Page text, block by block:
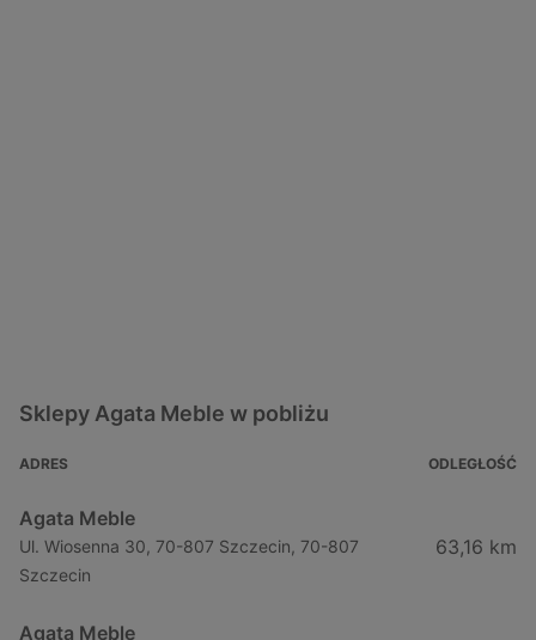
Sklepy Agata Meble w pobliżu
ADRES ODLEGŁOŚĆ
Agata Meble
Ul. Wiosenna 30, 70-807 Szczecin, 70-807
Szczecin
63,16 km
Agata Meble